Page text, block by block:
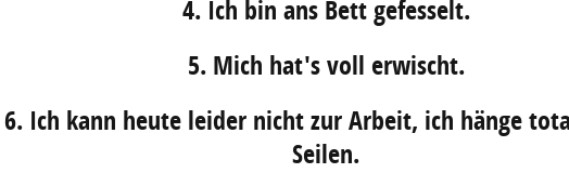
4. Ich bin ans Bett gefesselt.
5. Mich hat's voll erwischt.
6. Ich kann heute leider nicht zur Arbeit, ich hänge
Seilen.